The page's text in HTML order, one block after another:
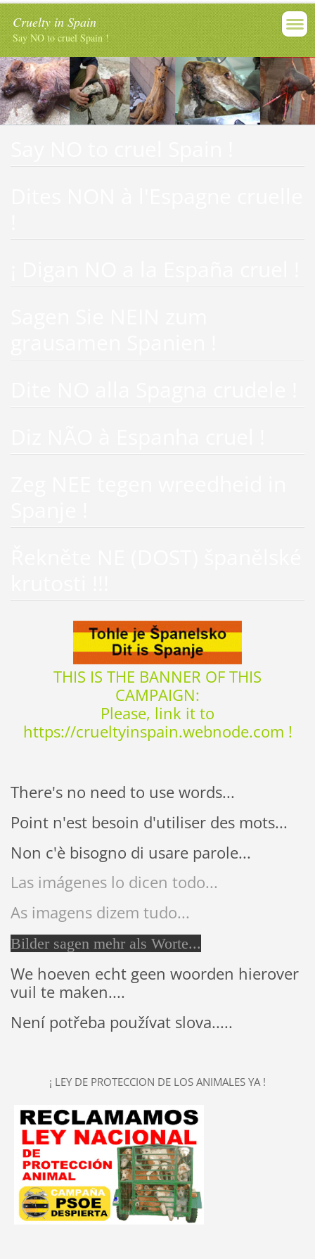
Cruelty in Spain
Say NO to cruel Spain !
THIS IS THE BANNER OF THIS
CAMPAIGN:
Please, link it to
https://crueltyinspain.webnode.com !
There's no need to use words...
Point n'est besoin d'utiliser des mots...
Non c'è bisogno di usare parole...
Las imágenes lo dicen todo...
As imagens dizem tudo...
Bilder sagen mehr als Worte...
We hoeven echt geen woorden hierover
vuil te maken....
Není potřeba používat slova.....
¡ LEY DE PROTECCION DE LOS ANIMALES YA !